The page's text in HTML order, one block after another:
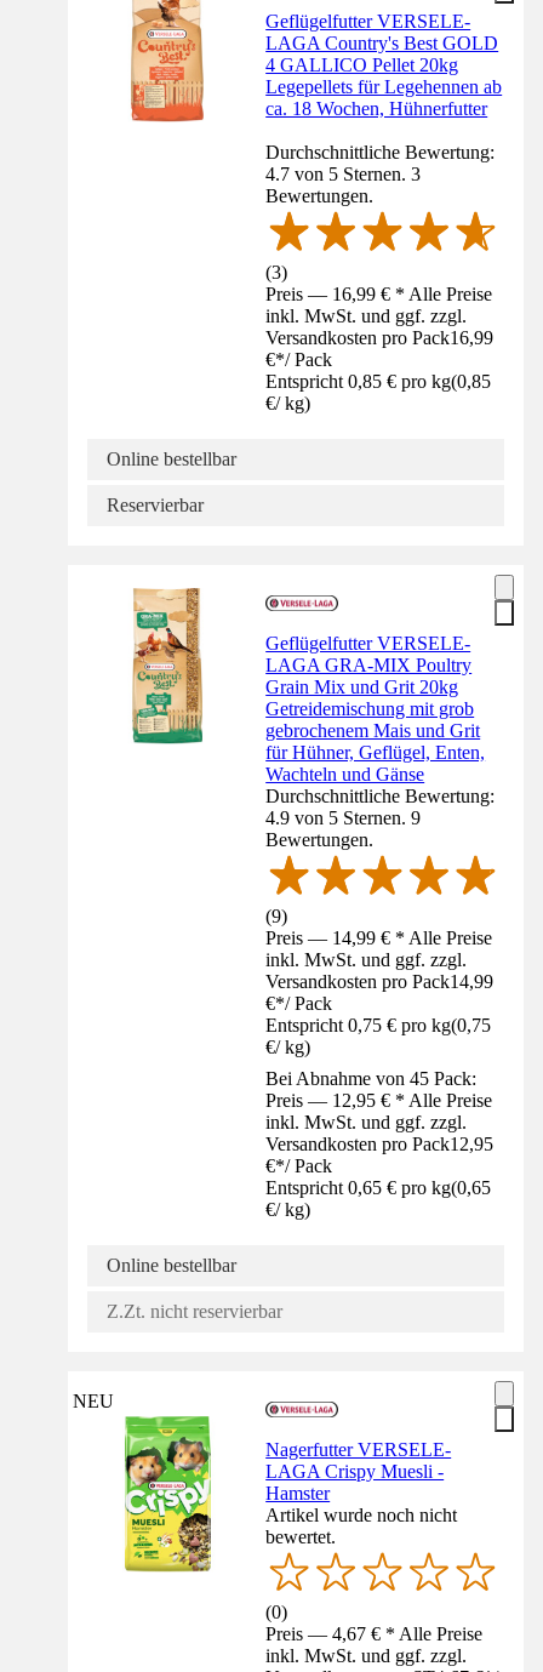
Geflügelfutter VERSELE-
LAGA Country's Best GOLD
4 GALLICO Pellet 20kg
Legepellets für Legehennen ab
ca. 18 Wochen, Hühnerfutter
Durchschnittliche Bewertung:
4.7 von 5 Sternen. 3
Bewertungen.
(3)
Preis — 16,99 € * Alle Preise
inkl. MwSt. und ggf. zzgl.
Versandkosten pro Pack16,99
€*/ Pack
Entspricht 0,85 € pro kg(0,85
€/ kg)
Online bestellbar
Reservierbar
Geflügelfutter VERSELE-
LAGA GRA-MIX Poultry
Grain Mix und Grit 20kg
Getreidemischung mit grob
gebrochenem Mais und Grit
für Hühner, Geflügel, Enten,
Wachteln und Gänse
Durchschnittliche Bewertung:
4.9 von 5 Sternen. 9
Bewertungen.
(9)
Preis — 14,99 € * Alle Preise
inkl. MwSt. und ggf. zzgl.
Versandkosten pro Pack14,99
€*/ Pack
Entspricht 0,75 € pro kg(0,75
€/ kg)
Bei Abnahme von 45 Pack:
Preis — 12,95 € * Alle Preise
inkl. MwSt. und ggf. zzgl.
Versandkosten pro Pack12,95
€*/ Pack
Entspricht 0,65 € pro kg(0,65
€/ kg)
Online bestellbar
Z.Zt. nicht reservierbar
NEU
Nagerfutter VERSELE-
LAGA Crispy Muesli -
Hamster
Artikel wurde noch nicht
bewertet.
(0)
Preis — 4,67 € * Alle Preise
inkl. MwSt. und ggf. zzgl.